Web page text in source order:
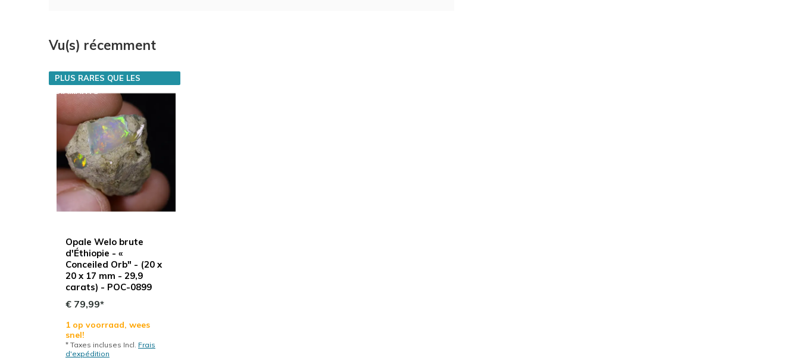
Vu(s) récemment
Opale Welo brute
d'Éthiopie - «
Conceiled Orb" - (20 x
20 x 17 mm - 29,9
carats) - POC-0899
PLUS RARES QUE LES
DIAMANTS
€ 79,99*
1 op voorraad, wees
snel!
* Taxes incluses Incl. Frais
d'expédition